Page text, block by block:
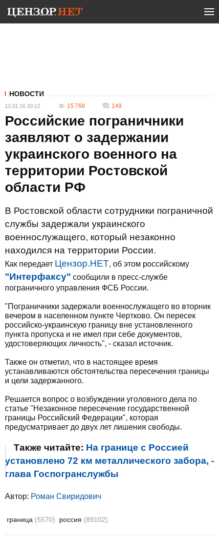
НОВОСТИ
13.01.16 20:12 15 768 149
Российские пограничники
заявляют о задержании
украинского военного на
территории Ростовской
области РФ
В Ростовской области сотрудники пограничной
службы задержали украинского
военнослужащего, который незаконно
находился на территории России.
Как передает Цензор.НЕТ, об этом российскому
"Интерфаксу" сообщили в пресс-службе
пограничного управления ФСБ России.
"Пограничники задержали военнослужащего во вторник
вечером в населенном пункте Чертково. Он пересек
российско-украинскую границу вне установленного
пункта пропуска и не имел при себе документов,
удостоверяющих личность", - сказал источник.
Также он отметил, что в настоящее время
устанавливаются обстоятельства пересечения границы
и цели задержанного.
Решается вопрос о возбуждении уголовного дела по
статье "Незаконное пересечение государственной
границы Российский Федерации", которая
предусматривает до двух лет лишения свободы.
Также читайте: На границе с Россией
установлено 72 км металлического забора, -
глава Госпогранслужбы
Автор: Роман Свиридович
граница (5570) россия (89102)